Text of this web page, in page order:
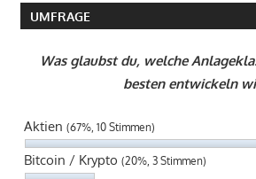
UMFRAGE
Was glaubst du, welche
besten entwickeln
Aktien (67%, 10 Stimmen)
Bitcoin / Krypto (20%, 3 Stimmen)